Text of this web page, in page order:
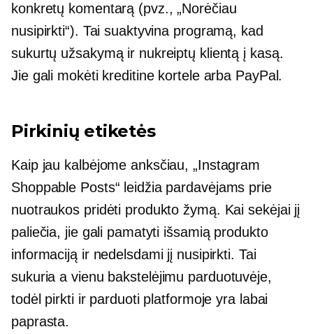
konkretų komentarą (pvz., „Norėčiau
nusipirkti“). Tai suaktyvina programą, kad
sukurtų užsakymą ir nukreiptų klientą į kasą.
Jie gali mokėti kreditine kortele arba PayPal.
Pirkinių etiketės
Kaip jau kalbėjome anksčiau, „Instagram
Shoppable Posts“ leidžia pardavėjams prie
nuotraukos pridėti produkto žymą. Kai sekėjai jį
paliečia, jie gali pamatyti išsamią produkto
informaciją ir nedelsdami jį nusipirkti. Tai
sukuria avienu bakstelėjimu parduotuvėje,
todėl pirkti ir parduoti platformoje yra labai
paprasta.